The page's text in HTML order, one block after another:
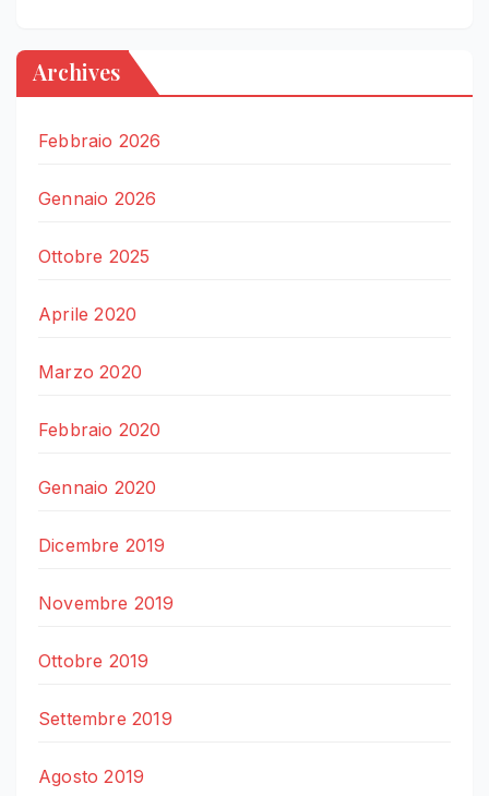
Archives
Febbraio 2026
Gennaio 2026
Ottobre 2025
Aprile 2020
Marzo 2020
Febbraio 2020
Gennaio 2020
Dicembre 2019
Novembre 2019
Ottobre 2019
Settembre 2019
Agosto 2019